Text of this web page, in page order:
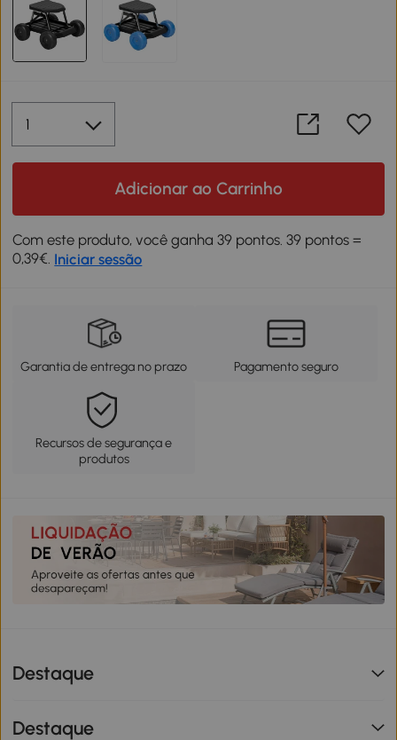
Adicionar ao Carrinho
Com este produto, você ganha 39 pontos. 39 pontos =
0,39€. Iniciar sessão
Garantia de entrega no prazo Pagamento seguro
Recursos de segurança e
produtos
Destaque
Destaque